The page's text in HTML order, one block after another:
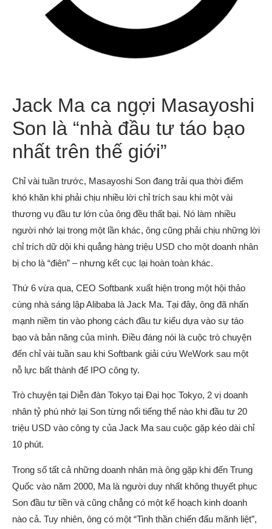
Jack Ma ca ngợi Masayoshi
Son là “nhà đầu tư táo bạo
nhất trên thế giới”
Chỉ vài tuần trước, Masayoshi Son đang trải qua thời điểm
khó khăn khi phải chịu nhiều lời chỉ trích sau khi một vài
thương vụ đầu tư lớn của ông đều thất bại. Nó làm nhiều
người nhớ lại trong một lần khác, ông cũng phải chịu những lời
chỉ trích dữ dội khi quẳng hàng triệu USD cho một doanh nhân
bị cho là “điên” – nhưng kết cục lại hoàn toàn khác.
Thứ 6 vừa qua, CEO Softbank xuất hiện trong một hội thảo
cùng nhà sáng lập Alibaba là Jack Ma. Tại đây, ông đã nhấn
mạnh niềm tin vào phong cách đầu tư kiểu dựa vào sự táo
bạo và bản năng của mình. Điều đáng nói là cuộc trò chuyện
đến chỉ vài tuần sau khi Softbank giải cứu WeWork sau một
nỗ lực bất thành để IPO công ty.
Trò chuyện tại Diễn đàn Tokyo tại Đại học Tokyo, 2 vị doanh
nhân tỷ phú nhớ lại Son từng nổi tiếng thế nào khi đầu tư 20
triệu USD vào công ty của Jack Ma sau cuộc gặp kéo dài chỉ
10 phút.
Trong số tất cả những doanh nhân mà ông gặp khi đến Trung
Quốc vào năm 2000, Ma là người duy nhất không thuyết phục
Son đầu tư tiền và cũng chẳng có một kế hoạch kinh doanh
nào cả. Tuy nhiên, ông có một “Tinh thần chiến đấu mãnh liệt”,